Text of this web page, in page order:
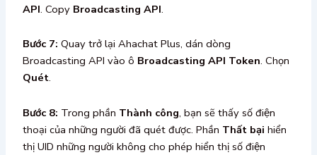
API. Copy Broadcasting API.
Bước 7:Quay trở lại Ahachat Plus, dán dòng
Broadcasting API vào ô Broadcasting API Token. Chọn
Quét.
Bước 8: Trong phần Thành công, bạn sẽ thấy số điện
thoại của những người đã quét được. Phần Thất bạihiển
thị UID những người không cho phép hiển thị số điện